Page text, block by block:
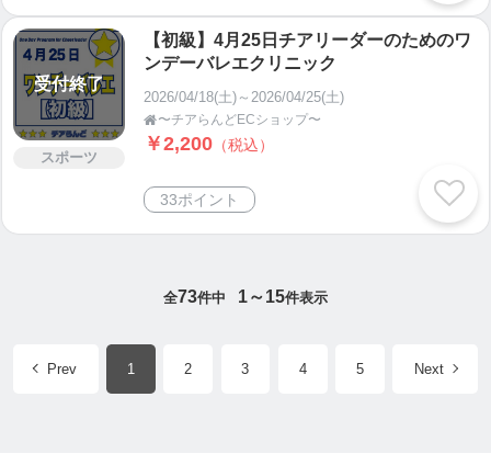
受付終了
スポーツ
【初級】4月25日チアリーダーのためのワ
ンデーバレエクリニック
2026/04/18(土)～2026/04/25(土)
〜チアらんどECショップ〜
￥2,200 （税込）
33ポイント
全73件中 1～15件表示
Prev 1 2 3 4 5 Next